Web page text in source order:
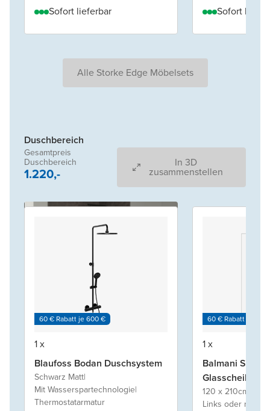
Sofort lieferbar Sofort
Alle Storke Edge Möbelsets
Duschbereich
Gesamtpreis
Duschbereich
1.220,-
In 3D
zusammenstellen
60 € Rabatt je 600 €
1 x
Blaufoss Bodan Duschsystem
Schwarz Matt|
Mit Wasserspartechnologie|
Thermostatarmatur
60 € Rabatt je 600
1 x
Balmani
Glasscheibe
120 x 210cm
Links oder